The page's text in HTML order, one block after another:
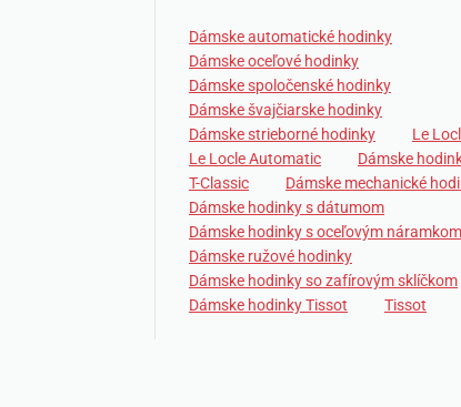
Dámske automatické hodinky
Dámske oceľové hodinky
Dámske spoločenské hodinky
Dámske švajčiarske hodinky
Dámske strieborné hodinky
Le
Le Locle Automatic
Dámske
T-Classic
Dámske mechanické
Dámske hodinky s dátumom
Dámske hodinky s oceľovým náramkom
Dámske ružové hodinky
Dámske hodinky so zafírovým sklíčkom
Dámske hodinky Tissot
Tissot